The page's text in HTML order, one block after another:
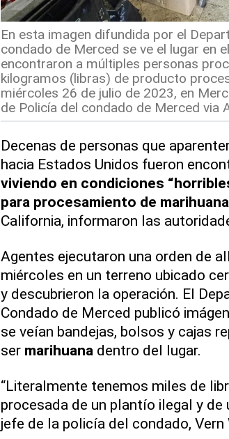
En esta imagen difundida por el
condado de Merced se ve el lugar en
encontraron a múltiples personas
kilogramos (libras) de producto
miércoles 26 de julio de 2023, en
de Policía del condado de Merced via
Decenas de personas que
hacia Estados Unidos fueron
viviendo en condiciones
para procesamiento de marihuana
California, informaron las
Agentes ejecutaron una orden de
miércoles en un terreno ubicado
y descubrieron la operación. El
Condado de Merced publicó
se veían bandejas, bolsos y cajas
ser marihuanadentro del lugar.
“Literalmente tenemos miles de
procesada de un plantío ilegal y de
jefe de la policía del condado, Vern